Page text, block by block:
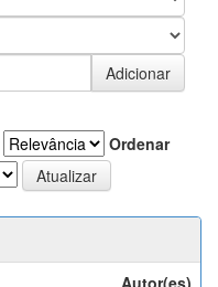
Ordenar
Autor(es)